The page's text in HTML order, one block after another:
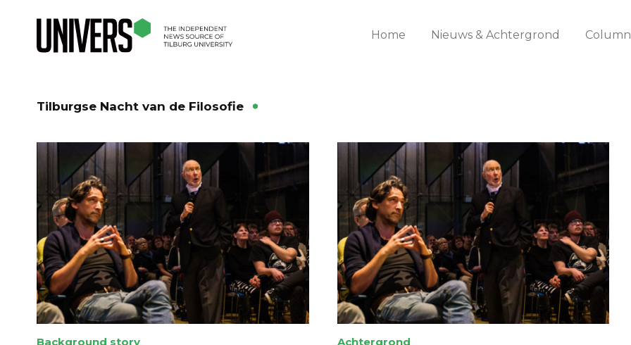
Home Nieuws & Achtergrond
Tilburgse Nacht van de Filosofie
Background story Achtergrond